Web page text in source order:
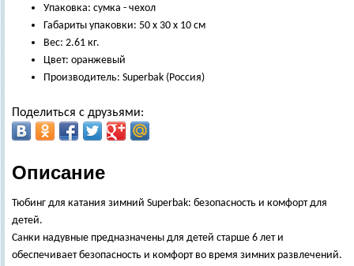
Упаковка: сумка - чехол
Габариты упаковки: 50 x 30 x 10 см
Вес: 2.61 кг.
Цвет: оранжевый
Производитель: Superbak (Россия)
Поделиться с друзьями:
Описание
Тюбинг для катания зимний Superbak: безопасность и комфорт для
детей.
Санки надувные предназначены для детей старше 6 лет и
обеспечивает безопасность и комфорт во время зимних развлечений.